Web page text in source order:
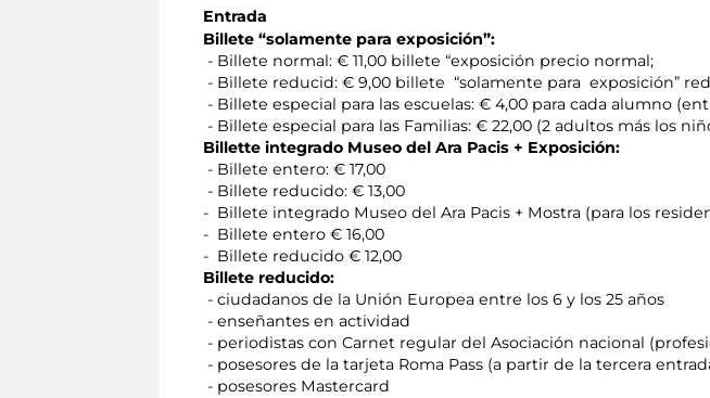
Entrada
Billete “solamente para exposición”:
- Billete normal: € 11,00 billete “exposición precio normal;
- Billete reducid: € 9,00 billete “solamente para exposición”
- Billete especial para las escuelas: € 4,00 para cada alumno
- Billete especial para las Familias: € 22,00 (2 adultos más los
Billette integrado Museo del Ara Pacis + Exposición:
- Billete entero: € 17,00
- Billete reducido: € 13,00
- Billete integrado Museo del Ara Pacis + Mostra (para los
- Billete entero € 16,00
- Billete reducido € 12,00
Billete reducido:
- ciudadanos de la Unión Europea entre los 6 y los 25 años
- enseñantes en actividad
- periodistas con Carnet regular del Asociación nacional
- posesores de la tarjeta Roma Pass (a partir de la tercera
- posesores Mastercard